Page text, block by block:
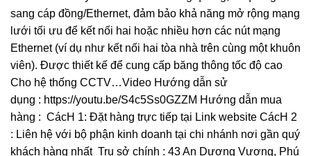
sang cáp đồng/Ethernet, đảm bảo khả năng mở rộng mạng
lưới tối ưu để kết nối hai hoặc nhiều hơn các nút mạng
Ethernet (ví dụ như kết nối hai tòa nhà trên cùng một khuôn
viên). Được thiết kế để cung cấp băng thông tốc độ cao
Cho hệ thống CCTV…Video Hướng dẫn sử
dụng : https://youtu.be/S4c5Ss0GZZM Hướng dẫn mua
hàng : CácH 1: Đặt hàng trực tiếp tại Link website CácH 2
: Liên hệ với bộ phận kinh doanh tại chi nhánh nơi gần quý
khách hàng nhất Trụ sở chính : 43 An Dương Vương, Phú